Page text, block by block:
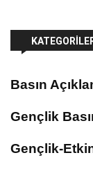
Basın
Gençlik
Gençlik-